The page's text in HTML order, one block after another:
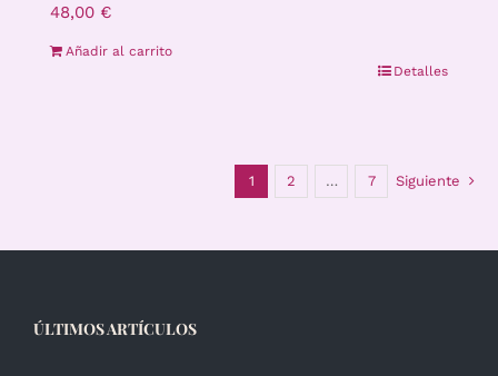
48,00 €
Añadir al carrito
Detalles
1 2 … 7 Siguiente
ÚLTIMOS ARTÍCULOS